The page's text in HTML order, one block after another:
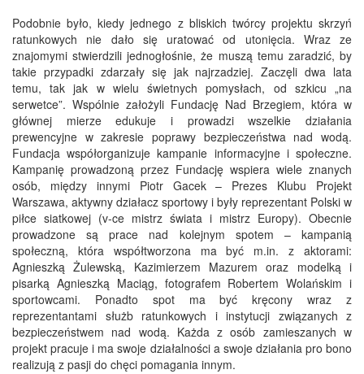
Podobnie było, kiedy jednego z bliskich twórcy projektu skrzyń
ratunkowych nie dało się uratować od utonięcia. Wraz ze
znajomymi stwierdzili jednogłośnie, że muszą temu zaradzić, by
takie przypadki zdarzały się jak najrzadziej. Zaczęli dwa lata
temu, tak jak w wielu świetnych pomysłach, od szkicu „na
serwetce”. Wspólnie założyli Fundację Nad Brzegiem, która w
głównej mierze edukuje i prowadzi wszelkie działania
prewencyjne w zakresie poprawy bezpieczeństwa nad wodą.
Fundacja współorganizuje kampanie informacyjne i społeczne.
Kampanię prowadzoną przez Fundację wspiera wiele znanych
osób, między innymi Piotr Gacek – Prezes Klubu Projekt
Warszawa, aktywny działacz sportowy i były reprezentant Polski w
piłce siatkowej (v-ce mistrz świata i mistrz Europy). Obecnie
prowadzone są prace nad kolejnym spotem – kampanią
społeczną, która współtworzona ma być m.in. z aktorami:
Agnieszką Żulewską, Kazimierzem Mazurem oraz modelką i
pisarką Agnieszką Maciąg, fotografem Robertem Wolańskim i
sportowcami. Ponadto spot ma być kręcony wraz z
reprezentantami służb ratunkowych i instytucji związanych z
bezpieczeństwem nad wodą. Każda z osób zamieszanych w
projekt pracuje i ma swoje działalności a swoje działania pro bono
realizują z pasji do chęci pomagania innym.